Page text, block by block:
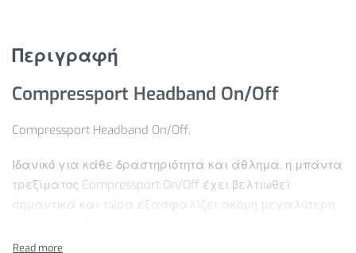
Περιγραφή
Compressport Headband On/Off
Compressport Headband On/Off.
Ιδανικό για κάθε δραστηριότητα και άθλημα, η μπάντα
τρεξίματος Compressport On/Off έχει βελτιωθεί
σημαντικά και τώρα εξασφαλίζει ακόμη μεγαλύτερη
τη διάρκεια των πιο έντονων προπονήσεων και αγώνων.